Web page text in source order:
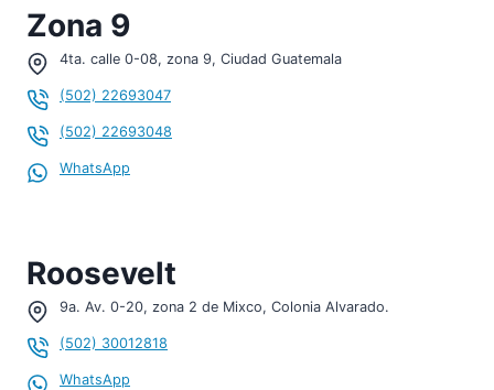
Zona 9
4ta. calle 0-08, zona 9, Ciudad Guatemala
(502) 22693047
(502) 22693048
WhatsApp
Roosevelt
9a. Av. 0-20, zona 2 de Mixco, Colonia Alvarado.
(502) 30012818
WhatsApp